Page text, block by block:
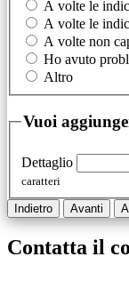
A volte le
A volte le
A volte non
Ho avuto
Altro
Vuoi
Dettaglio
caratteri
Indietro Avanti
Contatta il